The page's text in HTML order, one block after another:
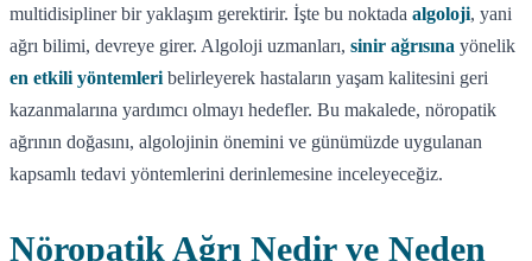
multidisipliner bir yaklaşım gerektirir. İşte bu noktada algoloji, yani
ağrı bilimi, devreye girer. Algoloji uzmanları, sinir ağrısına yönelik
en etkili yöntemleri belirleyerek hastaların yaşam kalitesini geri
kazanmalarına yardımcı olmayı hedefler. Bu makalede, nöropatik
ağrının doğasını, algolojinin önemini ve günümüzde uygulanan
kapsamlı tedavi yöntemlerini derinlemesine inceleyeceğiz.
Nöropatik Ağrı Nedir ve Neden